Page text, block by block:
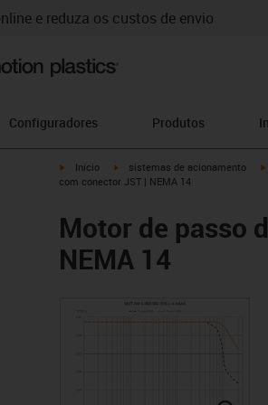
e reduza os custos de envio
Configuradores Produtos
igus-icon-arrow-right
Início igus-icon-arrow-right
sistemas de acionamento
com conector JST | NEMA 14
Motor de passo
NEMA 14